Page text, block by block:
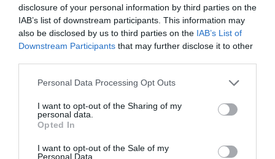
disclosure of your personal information by third parties on the
IAB’s list of downstream participants. This information may
also be disclosed by us to third parties on the IAB’s List of
Downstream Participants that may further disclose it to other
Please note that this website/app uses one or more Google
not limited to your visit or usage behaviour. You may click to
grant or deny consent to Google and its third-party tags to
use your data for below specified purposes in below Google
consent section.
Personal Data Processing Opt Outs
I want to opt-out of the Sharing of my
personal data.
Opted In
I want to opt-out of the Sale of my
Personal Data.